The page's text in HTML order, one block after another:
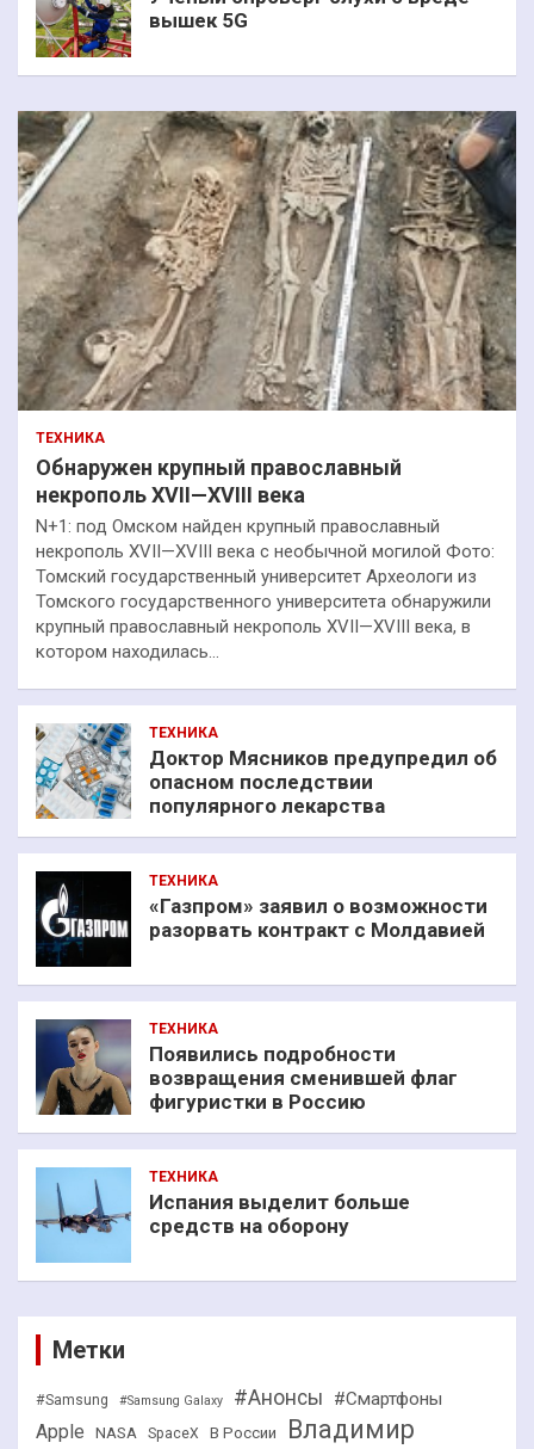
вышек 5G
ТЕХНИКА
Обнаружен крупный православный
некрополь XVII—XVIII века
N+1: под Омском найден крупный православный
некрополь XVII—XVIII века с необычной могилой Фото:
Томский государственный университет Археологи из
Томского государственного университета обнаружили
крупный православный некрополь XVII—XVIII века, в
котором находилась…
ТЕХНИКА
Доктор Мясников предупредил об
опасном последствии
популярного лекарства
ТЕХНИКА
«Газпром» заявил о возможности
разорвать контракт с Молдавией
ТЕХНИКА
Появились подробности
возвращения сменившей флаг
фигуристки в Россию
ТЕХНИКА
Испания выделит больше
средств на оборону
Метки
#Samsung #Samsung Galaxy #Анонсы #Смартфоны
Apple NASA SpaceX В России
Владимир